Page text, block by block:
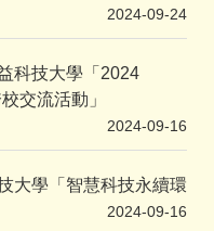
2024-09-24
科技大學「2024
交流活動」
2024-09-16
大學「智慧科技永續環
2024-09-16